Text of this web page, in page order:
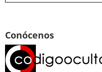
Conócenos